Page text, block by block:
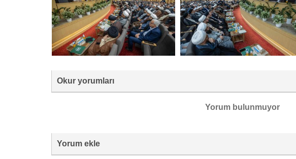
Okur yorumları
Yorum bulunmuyor
Yorum ekle